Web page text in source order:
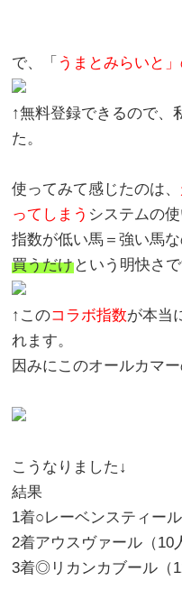
で、「 うまとみらいと
↑無料登録できるので、
た。
使ってみて感じたのは、
ってしまう システムの使
指数が低い馬＝強い馬
買うだけという明快さ
↑このコラボ指数が本当
れます。
因みにこのオールカマ
こうなりました↓
結果
1着○レーベンスティール
2着アウスヴァール（10
3着◎リカンカブール（